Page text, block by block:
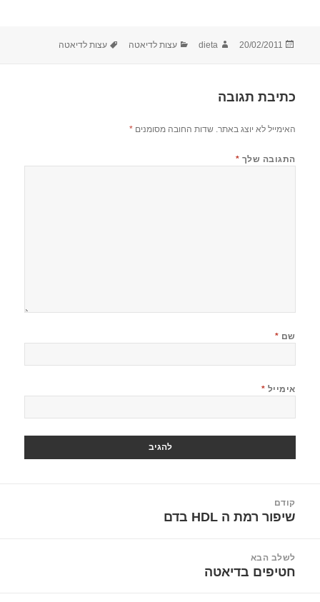
פורסם
20/02/2011 מחבר
dieta קטגוריות
עצות לדיאטה תגיות
עצות לדיאטה
כתיבת תגובה
האימייל לא יוצג באתר. שדות החובה מסומנים*
התגובה שלך *
שם *
אימייל *
קודם
הפוסט
שיפור רמת ה HDL בדם
לשלב הבא
הפוסט
חטיפים בדיאטה